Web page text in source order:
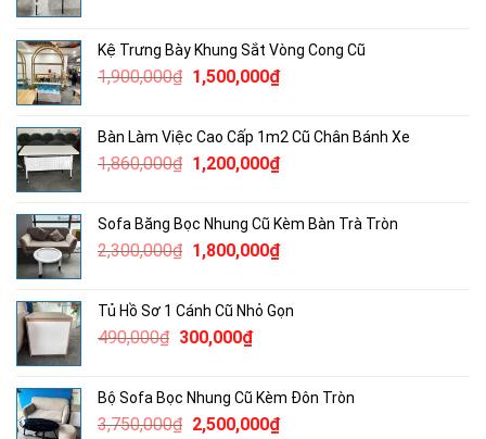
680,000₫.là:
400,000₫.
Kệ Trưng Bày Khung Sắt Vòng Cong Cũ
1,900,000₫ Giá
1,900,000₫.
1,500,000₫Giá
là:
1,500,000₫.
Bàn Làm Việc Cao Cấp 1m2 Cũ Chân Bánh Xe
1,860,000₫ Giá
1,860,000₫.
1,200,000₫Giá
là:
1,200,000₫.
Sofa Băng Bọc Nhung Cũ Kèm Bàn Trà Tròn
2,300,000₫ Giá
2,300,000₫.
1,800,000₫Giá
là:
Tủ Hồ Sơ 1 Cánh Cũ Nhỏ Gọn
490,000₫ Giá
490,000₫.
300,000₫Giá
là:
300,000₫.
Bộ Sofa Bọc Nhung Cũ Kèm Đôn Tròn
3,750,000₫ Giá
2,500,000₫Giá